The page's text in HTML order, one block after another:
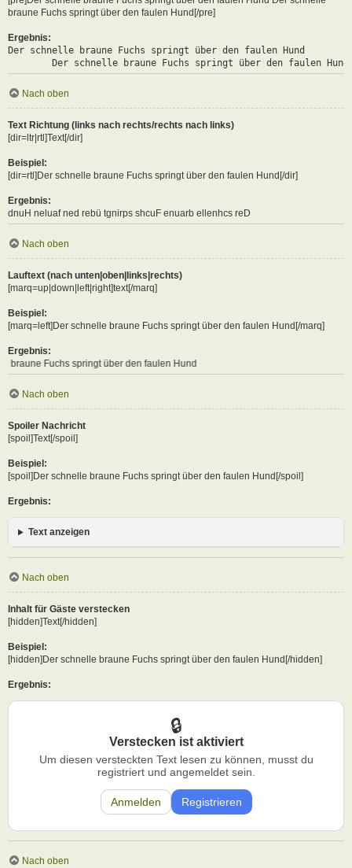
braune Fuchs springt über den faulen Hund[/pre]
Ergebnis:
Der schnelle braune Fuchs springt über den faulen Hund
	Der schnelle braune Fuchs springt über den faulen Hund
Nach oben
Text Richtung (links nach rechts/rechts nach links)
[dir=ltr|rtl]Text[/dir]
Beispiel:
[dir=rtl]Der schnelle braune Fuchs springt über den faulen Hund[/dir]
Ergebnis:
Der schnelle braune Fuchs springt über den faulen Hund
Nach oben
Lauftext (nach unten|oben|links|rechts)
[marq=up|down|left|right]text[/marq]
Beispiel:
[marq=left]Der schnelle braune Fuchs springt über den faulen Hund[/marq]
Ergebnis:
springt über den faulen Hund
Nach oben
Spoiler Nachricht
[spoil]Text[/spoil]
Beispiel:
[spoil]Der schnelle braune Fuchs springt über den faulen Hund[/spoil]
Ergebnis:
Text anzeigen
Nach oben
Inhalt für Gäste verstecken
[hidden]Text[/hidden]
Beispiel:
[hidden]Der schnelle braune Fuchs springt über den faulen Hund[/hidden]
Ergebnis:
Verstecken ist aktiviert
Um diesen versteckten Text lesen zu können, musst du
registriert und angemeldet sein.
Anmelden Registrieren
Nach oben